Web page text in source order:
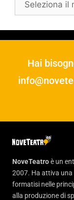
Hai
NoveTeatroè un
2007. Ha attiva
formatisi nelle
alla produzione di